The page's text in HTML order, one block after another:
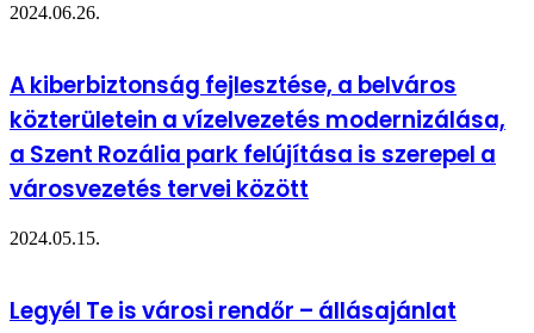
2024.06.26.
A kiberbiztonság fejlesztése, a belváros
közterületein a vízelvezetés modernizálása,
a Szent Rozália park felújítása is szerepel a
városvezetés tervei között
2024.05.15.
Legyél Te is városi rendőr – állásajánlat